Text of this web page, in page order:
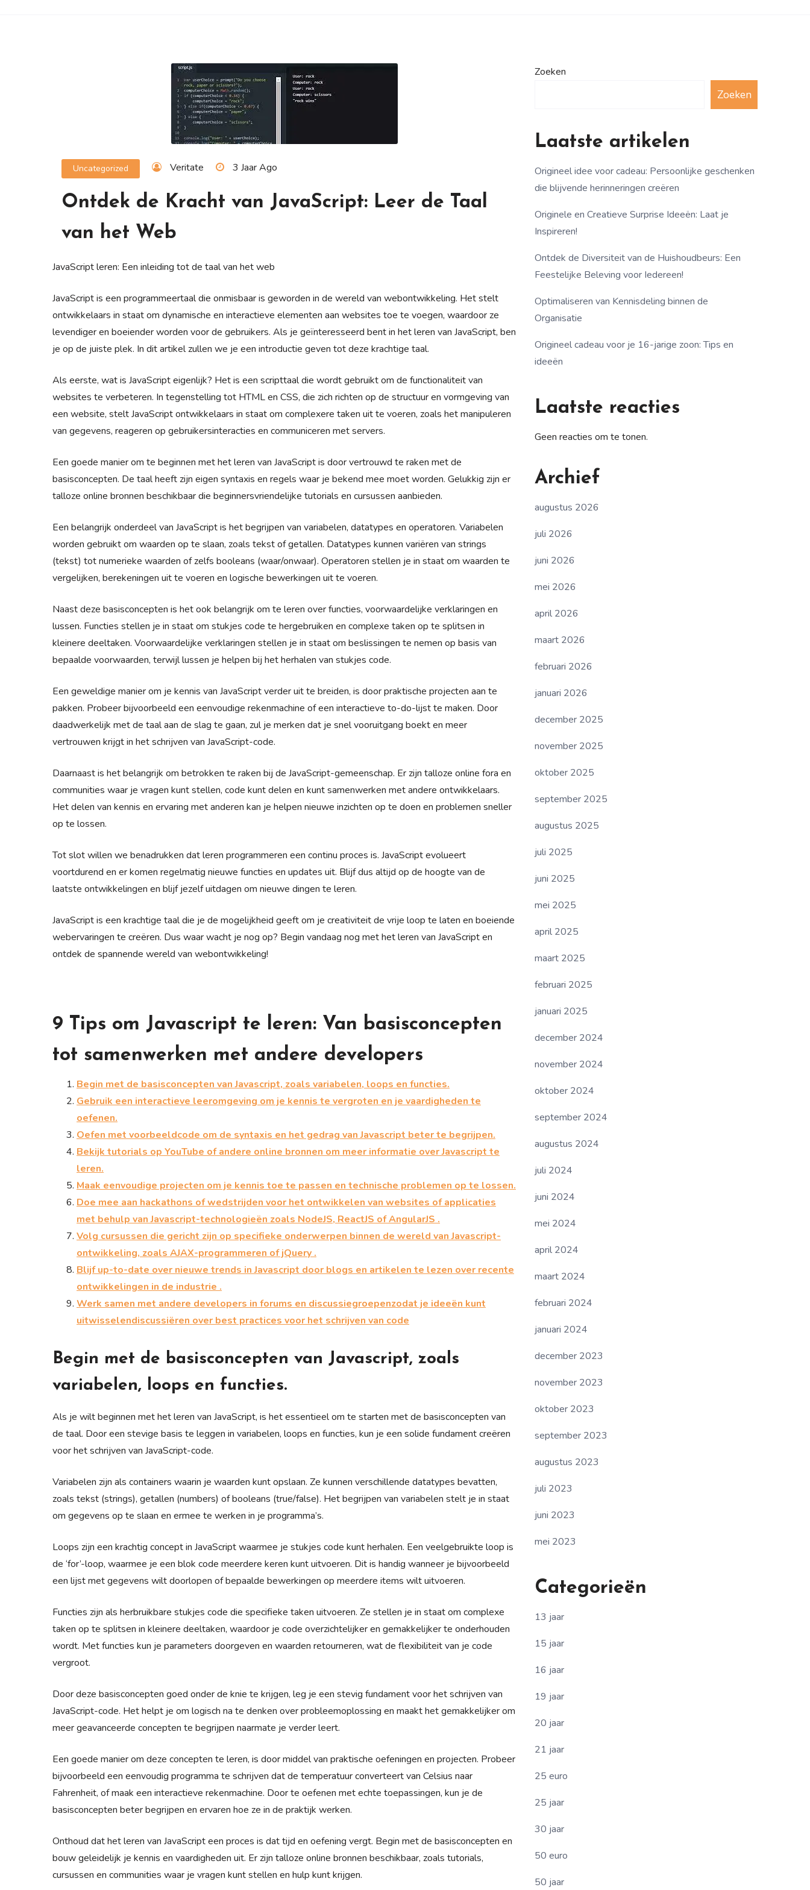
Uncategorized Veritate 3 Jaar Ago
Ontdek de Kracht van JavaScript: Leer de Taal
van het Web
JavaScript leren: Een inleiding tot de taal van het web
JavaScript is een programmeertaal die onmisbaar is geworden in de wereld van webontwikkeling. Het stelt
ontwikkelaars in staat om dynamische en interactieve elementen aan websites toe te voegen, waardoor ze
levendiger en boeiender worden voor de gebruikers. Als je geïnteresseerd bent in het leren van JavaScript, ben
je op de juiste plek. In dit artikel zullen we je een introductie geven tot deze krachtige taal.
Als eerste, wat is JavaScript eigenlijk? Het is een scripttaal die wordt gebruikt om de functionaliteit van
websites te verbeteren. In tegenstelling tot HTML en CSS, die zich richten op de structuur en vormgeving van
een website, stelt JavaScript ontwikkelaars in staat om complexere taken uit te voeren, zoals het manipuleren
van gegevens, reageren op gebruikersinteracties en communiceren met servers.
Een goede manier om te beginnen met het leren van JavaScript is door vertrouwd te raken met de
basisconcepten. De taal heeft zijn eigen syntaxis en regels waar je bekend mee moet worden. Gelukkig zijn er
talloze online bronnen beschikbaar die beginnersvriendelijke tutorials en cursussen aanbieden.
Een belangrijk onderdeel van JavaScript is het begrijpen van variabelen, datatypes en operatoren. Variabelen
worden gebruikt om waarden op te slaan, zoals tekst of getallen. Datatypes kunnen variëren van strings
(tekst) tot numerieke waarden of zelfs booleans (waar/onwaar). Operatoren stellen je in staat om waarden te
vergelijken, berekeningen uit te voeren en logische bewerkingen uit te voeren.
Naast deze basisconcepten is het ook belangrijk om te leren over functies, voorwaardelijke verklaringen en
lussen. Functies stellen je in staat om stukjes code te hergebruiken en complexe taken op te splitsen in
kleinere deeltaken. Voorwaardelijke verklaringen stellen je in staat om beslissingen te nemen op basis van
bepaalde voorwaarden, terwijl lussen je helpen bij het herhalen van stukjes code.
Een geweldige manier om je kennis van JavaScript verder uit te breiden, is door praktische projecten aan te
pakken. Probeer bijvoorbeeld een eenvoudige rekenmachine of een interactieve to-do-lijst te maken. Door
daadwerkelijk met de taal aan de slag te gaan, zul je merken dat je snel vooruitgang boekt en meer
vertrouwen krijgt in het schrijven van JavaScript-code.
Daarnaast is het belangrijk om betrokken te raken bij de JavaScript-gemeenschap. Er zijn talloze online fora en
communities waar je vragen kunt stellen, code kunt delen en kunt samenwerken met andere ontwikkelaars.
Het delen van kennis en ervaring met anderen kan je helpen nieuwe inzichten op te doen en problemen sneller
op te lossen.
Tot slot willen we benadrukken dat leren programmeren een continu proces is. JavaScript evolueert
voortdurend en er komen regelmatig nieuwe functies en updates uit. Blijf dus altijd op de hoogte van de
laatste ontwikkelingen en blijf jezelf uitdagen om nieuwe dingen te leren.
JavaScript is een krachtige taal die je de mogelijkheid geeft om je creativiteit de vrije loop te laten en boeiende
webervaringen te creëren. Dus waar wacht je nog op? Begin vandaag nog met het leren van JavaScript en
ontdek de spannende wereld van webontwikkeling!
9 Tips om Javascript te leren: Van basisconcepten
tot samenwerken met andere developers
Begin met de basisconcepten van Javascript, zoals variabelen, loops en functies.
Gebruik een interactieve leeromgeving om je kennis te vergroten en je vaardigheden te
oefenen.
Oefen met voorbeeldcode om de syntaxis en het gedrag van Javascript beter te begrijpen.
Bekijk tutorials op YouTube of andere online bronnen om meer informatie over Javascript te
leren.
Maak eenvoudige projecten om je kennis toe te passen en technische problemen op te lossen.
Doe mee aan hackathons of wedstrijden voor het ontwikkelen van websites of applicaties
met behulp van Javascript-technologieën zoals NodeJS, ReactJS of AngularJS .
Volg cursussen die gericht zijn op specifieke onderwerpen binnen de wereld van Javascript-
ontwikkeling, zoals AJAX-programmeren of jQuery .
Blijf up-to-date over nieuwe trends in Javascript door blogs en artikelen te lezen over recente
ontwikkelingen in de industrie .
Werk samen met andere developers in forums en discussiegroepenzodat je ideeën kunt
uitwisselendiscussiëren over best practices voor het schrijven van code
Begin met de basisconcepten van Javascript, zoals
variabelen, loops en functies.
Als je wilt beginnen met het leren van JavaScript, is het essentieel om te starten met de basisconcepten van
de taal. Door een stevige basis te leggen in variabelen, loops en functies, kun je een solide fundament creëren
voor het schrijven van JavaScript-code.
Variabelen zijn als containers waarin je waarden kunt opslaan. Ze kunnen verschillende datatypes bevatten,
zoals tekst (strings), getallen (numbers) of booleans (true/false). Het begrijpen van variabelen stelt je in staat
om gegevens op te slaan en ermee te werken in je programma’s.
Loops zijn een krachtig concept in JavaScript waarmee je stukjes code kunt herhalen. Een veelgebruikte loop is
de ‘for’-loop, waarmee je een blok code meerdere keren kunt uitvoeren. Dit is handig wanneer je bijvoorbeeld
een lijst met gegevens wilt doorlopen of bepaalde bewerkingen op meerdere items wilt uitvoeren.
Functies zijn als herbruikbare stukjes code die specifieke taken uitvoeren. Ze stellen je in staat om complexe
taken op te splitsen in kleinere deeltaken, waardoor je code overzichtelijker en gemakkelijker te onderhouden
wordt. Met functies kun je parameters doorgeven en waarden retourneren, wat de flexibiliteit van je code
vergroot.
Door deze basisconcepten goed onder de knie te krijgen, leg je een stevig fundament voor het schrijven van
JavaScript-code. Het helpt je om logisch na te denken over probleemoplossing en maakt het gemakkelijker om
meer geavanceerde concepten te begrijpen naarmate je verder leert.
Een goede manier om deze concepten te leren, is door middel van praktische oefeningen en projecten. Probeer
bijvoorbeeld een eenvoudig programma te schrijven dat de temperatuur converteert van Celsius naar
Fahrenheit, of maak een interactieve rekenmachine. Door te oefenen met echte toepassingen, kun je de
basisconcepten beter begrijpen en ervaren hoe ze in de praktijk werken.
Onthoud dat het leren van JavaScript een proces is dat tijd en oefening vergt. Begin met de basisconcepten en
bouw geleidelijk je kennis en vaardigheden uit. Er zijn talloze online bronnen beschikbaar, zoals tutorials,
cursussen en communities waar je vragen kunt stellen en hulp kunt krijgen.
Zoeken
Zoeken
Laatste artikelen
Origineel idee voor cadeau: Persoonlijke geschenken
die blijvende herinneringen creëren
Originele en Creatieve Surprise Ideeën: Laat je
Inspireren!
Ontdek de Diversiteit van de Huishoudbeurs: Een
Feestelijke Beleving voor Iedereen!
Optimaliseren van Kennisdeling binnen de
Organisatie
Origineel cadeau voor je 16-jarige zoon: Tips en
ideeën
Laatste reacties
Geen reacties om te tonen.
Archief
augustus 2026
juli 2026
juni 2026
mei 2026
april 2026
maart 2026
februari 2026
januari 2026
december 2025
november 2025
oktober 2025
september 2025
augustus 2025
juli 2025
juni 2025
mei 2025
april 2025
maart 2025
februari 2025
januari 2025
december 2024
november 2024
oktober 2024
september 2024
augustus 2024
juli 2024
juni 2024
mei 2024
april 2024
maart 2024
februari 2024
januari 2024
december 2023
november 2023
oktober 2023
september 2023
augustus 2023
juli 2023
juni 2023
mei 2023
Categorieën
13 jaar
15 jaar
16 jaar
19 jaar
20 jaar
21 jaar
25 euro
25 jaar
30 jaar
50 euro
50 jaar